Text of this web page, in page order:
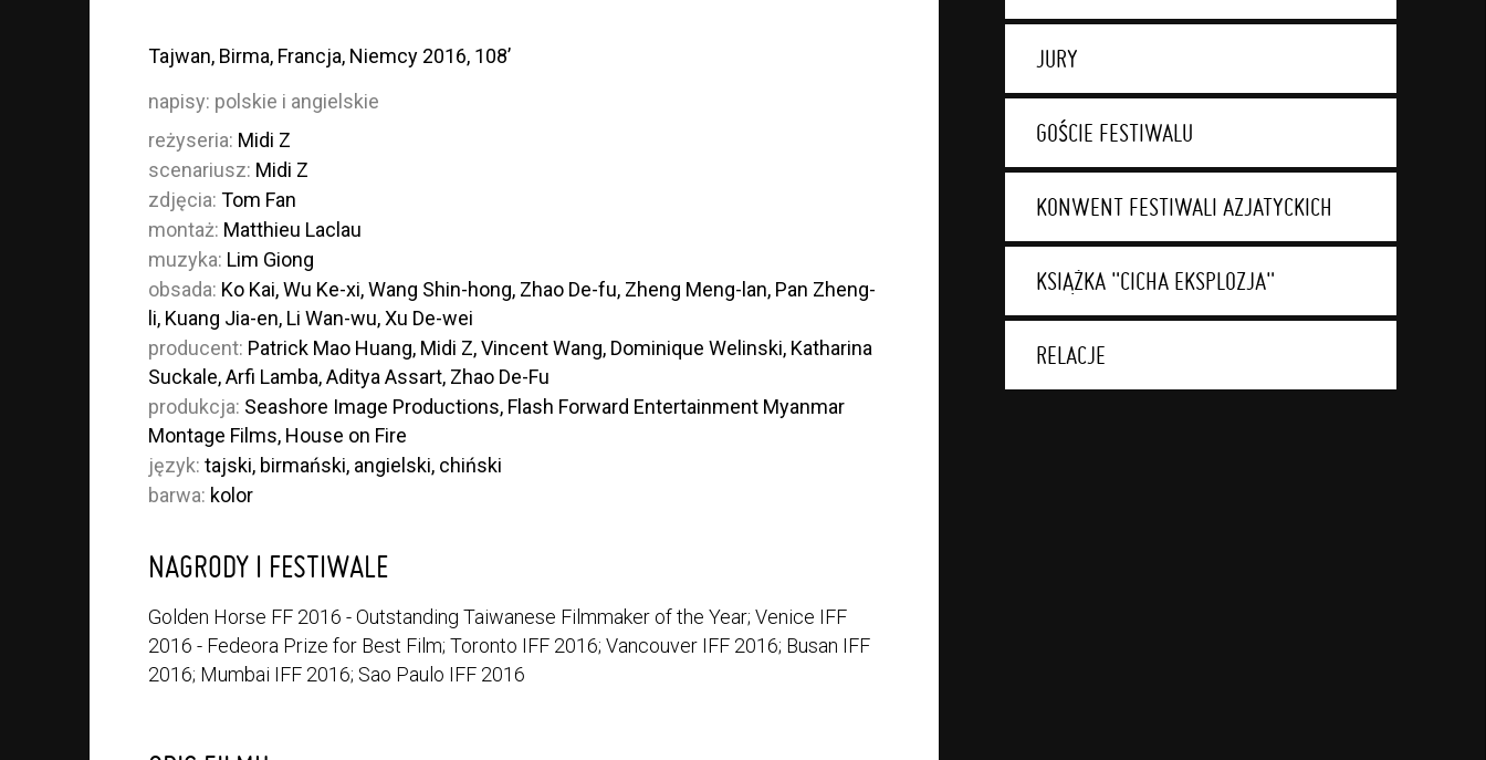
JURY
GOŚCIE FESTIWALU
KONWENT FESTIWALI AZJATYCKICH
KSIĄŻKA "CICHA EKSPLOZJA"
RELACJE
Tajwan, Birma, Francja, Niemcy 2016, 108’
napisy: polskie i angielskie
reżyseria: Midi Z
scenariusz: Midi Z
zdjęcia:Tom Fan
montaż: Matthieu Laclau
muzyka: Lim Giong
obsada: Ko Kai, Wu Ke-xi, Wang Shin-hong, Zhao De-fu, Zheng Meng-lan, Pan Zheng-
li, Kuang Jia-en, Li Wan-wu, Xu De-wei
producent: Patrick Mao Huang, Midi Z, Vincent Wang, Dominique Welinski, Katharina
Suckale, Arfi Lamba, Aditya Assart, Zhao De-Fu
produkcja: Seashore Image Productions, Flash Forward Entertainment Myanmar
Montage Films, House on Fire
język:tajski, birmański, angielski, chiński
barwa: kolor
NAGRODY I FESTIWALE
Golden Horse FF 2016 - Outstanding Taiwanese Filmmaker of the Year; Venice IFF
2016 - Fedeora Prize for Best Film; Toronto IFF 2016; Vancouver IFF 2016; Busan IFF
2016; Mumbai IFF 2016; Sao Paulo IFF 2016